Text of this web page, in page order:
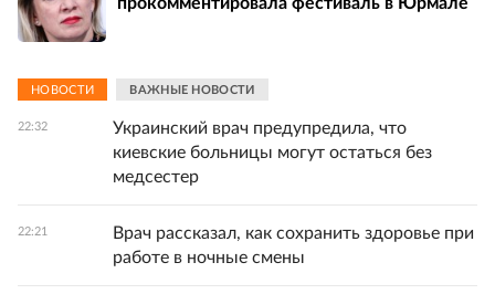
НОВОСТИ ВАЖНЫЕ НОВОСТИ
22:32
Украинский врач предупредила, что
киевские больницы могут остаться без
медсестер
22:21
Врач рассказал, как сохранить здоровье при
работе в ночные смены